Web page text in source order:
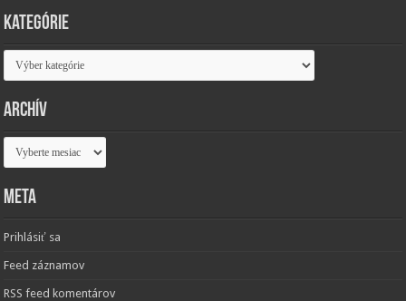
Kategórie
Kategórie
Archív
Archív
Meta
Prihlásiť sa
Feed záznamov
RSS feed komentárov